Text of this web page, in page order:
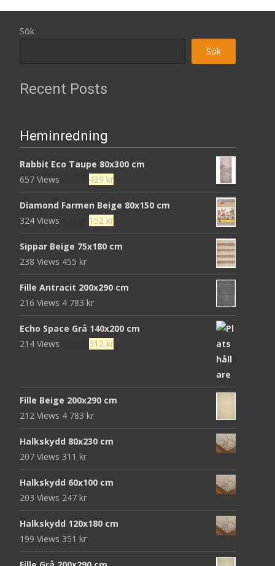
Sök
Sök
Recent Posts
Heminredning
Rabbit Eco Taupe 80x300 cm
657 Views
Det
priset
var:
439 krDet
priset
är:
Diamond Farmen Beige 80x150 cm
324 Views
Det
priset
152 krDet
priset
Sippar Beige 75x180 cm
238 Views 455 kr
Fille Antracit 200x290 cm
216 Views 4 783 kr
Echo Space Grå 140x200 cm
214 Views
Det
952 kr.
312 krDet
312 kr.
Fille Beige 200x290 cm
212 Views 4 783 kr
Halkskydd 80x230 cm
207 Views 311 kr
Halkskydd 60x100 cm
203 Views 247 kr
Halkskydd 120x180 cm
199 Views 351 kr